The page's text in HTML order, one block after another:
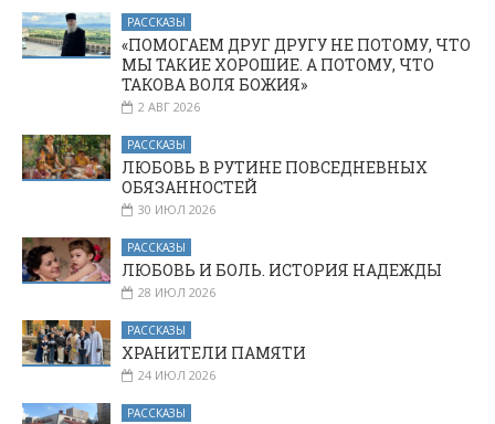
РАССКАЗЫ
«ПОМОГАЕМ ДРУГ ДРУГУ НЕ ПОТОМУ, ЧТО
МЫ ТАКИЕ ХОРОШИЕ. А ПОТОМУ, ЧТО
ТАКОВА ВОЛЯ БОЖИЯ»
2 АВГ 2026
РАССКАЗЫ
ЛЮБОВЬ В РУТИНЕ ПОВСЕДНЕВНЫХ
ОБЯЗАННОСТЕЙ
30 ИЮЛ 2026
РАССКАЗЫ
ЛЮБОВЬ И БОЛЬ. ИСТОРИЯ НАДЕЖДЫ
28 ИЮЛ 2026
РАССКАЗЫ
ХРАНИТЕЛИ ПАМЯТИ
24 ИЮЛ 2026
РАССКАЗЫ